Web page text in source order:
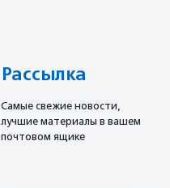
Рассылка
Cамые свежие новости,
лучшие материалы в вашем
почтовом ящике